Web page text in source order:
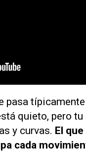
pasa
quieto, pero
y curvas. El
cada